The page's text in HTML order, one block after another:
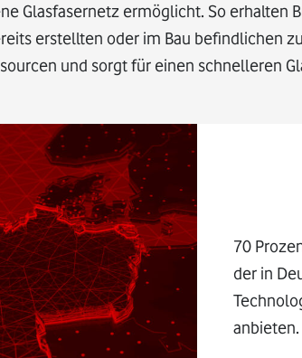
Glasfasernetz ermöglicht. So erhalten
erstellten oder im Bau befindlichen
und sorgt für einen schnelleren
70
der in
anbieten.